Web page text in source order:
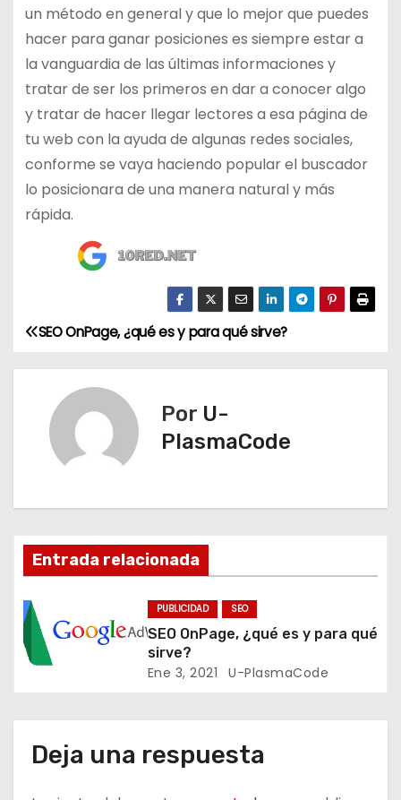
un método en general y que lo mejor que puedes
hacer para ganar posiciones es siempre estar a
la vanguardia de las últimas informaciones y
tratar de ser los primeros en dar a conocer algo
y tratar de hacer llegar lectores a esa página de
tu web con la ayuda de algunas redes sociales,
conforme se vaya haciendo popular el buscador
lo posicionara de una manera natural y más
rápida.
N
a
c
i
ó
e
SEO OnPage, ¿qué es y para qué sirve?
Por U-
PlasmaCode
Entrada relacionada
PUBLICIDAD SEO
SEO OnPage, ¿qué es y para qué
sirve?
Ene 3, 2021 U-PlasmaCode
Deja una respuesta